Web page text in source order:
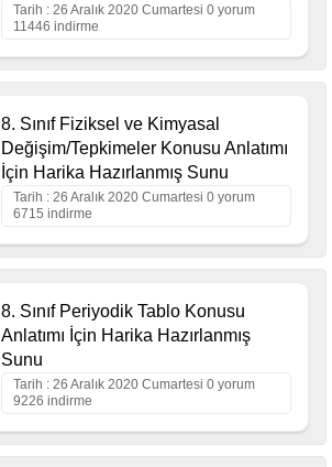
Tarih : 26 Aralık 2020 Cumartesi 0 yorum
11446 indirme
8. Sınıf Fiziksel ve Kimyasal
Değişim/Tepkimeler Konusu Anlatımı
İçin Harika Hazırlanmış Sunu
Tarih : 26 Aralık 2020 Cumartesi 0 yorum
6715 indirme
8. Sınıf Periyodik Tablo Konusu
Anlatımı İçin Harika Hazırlanmış
Sunu
Tarih : 26 Aralık 2020 Cumartesi 0 yorum
9226 indirme